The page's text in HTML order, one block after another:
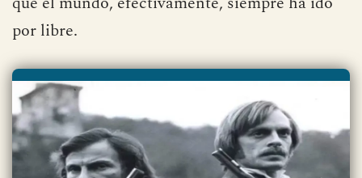
por libre.